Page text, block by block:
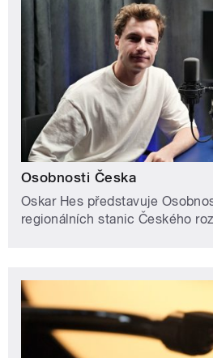
Osobnosti Česka
Oskar Hes představuje
regionálních stanic Českého